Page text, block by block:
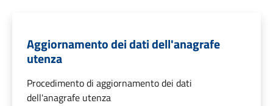
Aggiornamento dei dati dell'anagrafe
utenza
Procedimento di aggiornamento dei dati
dell'anagrafe utenza